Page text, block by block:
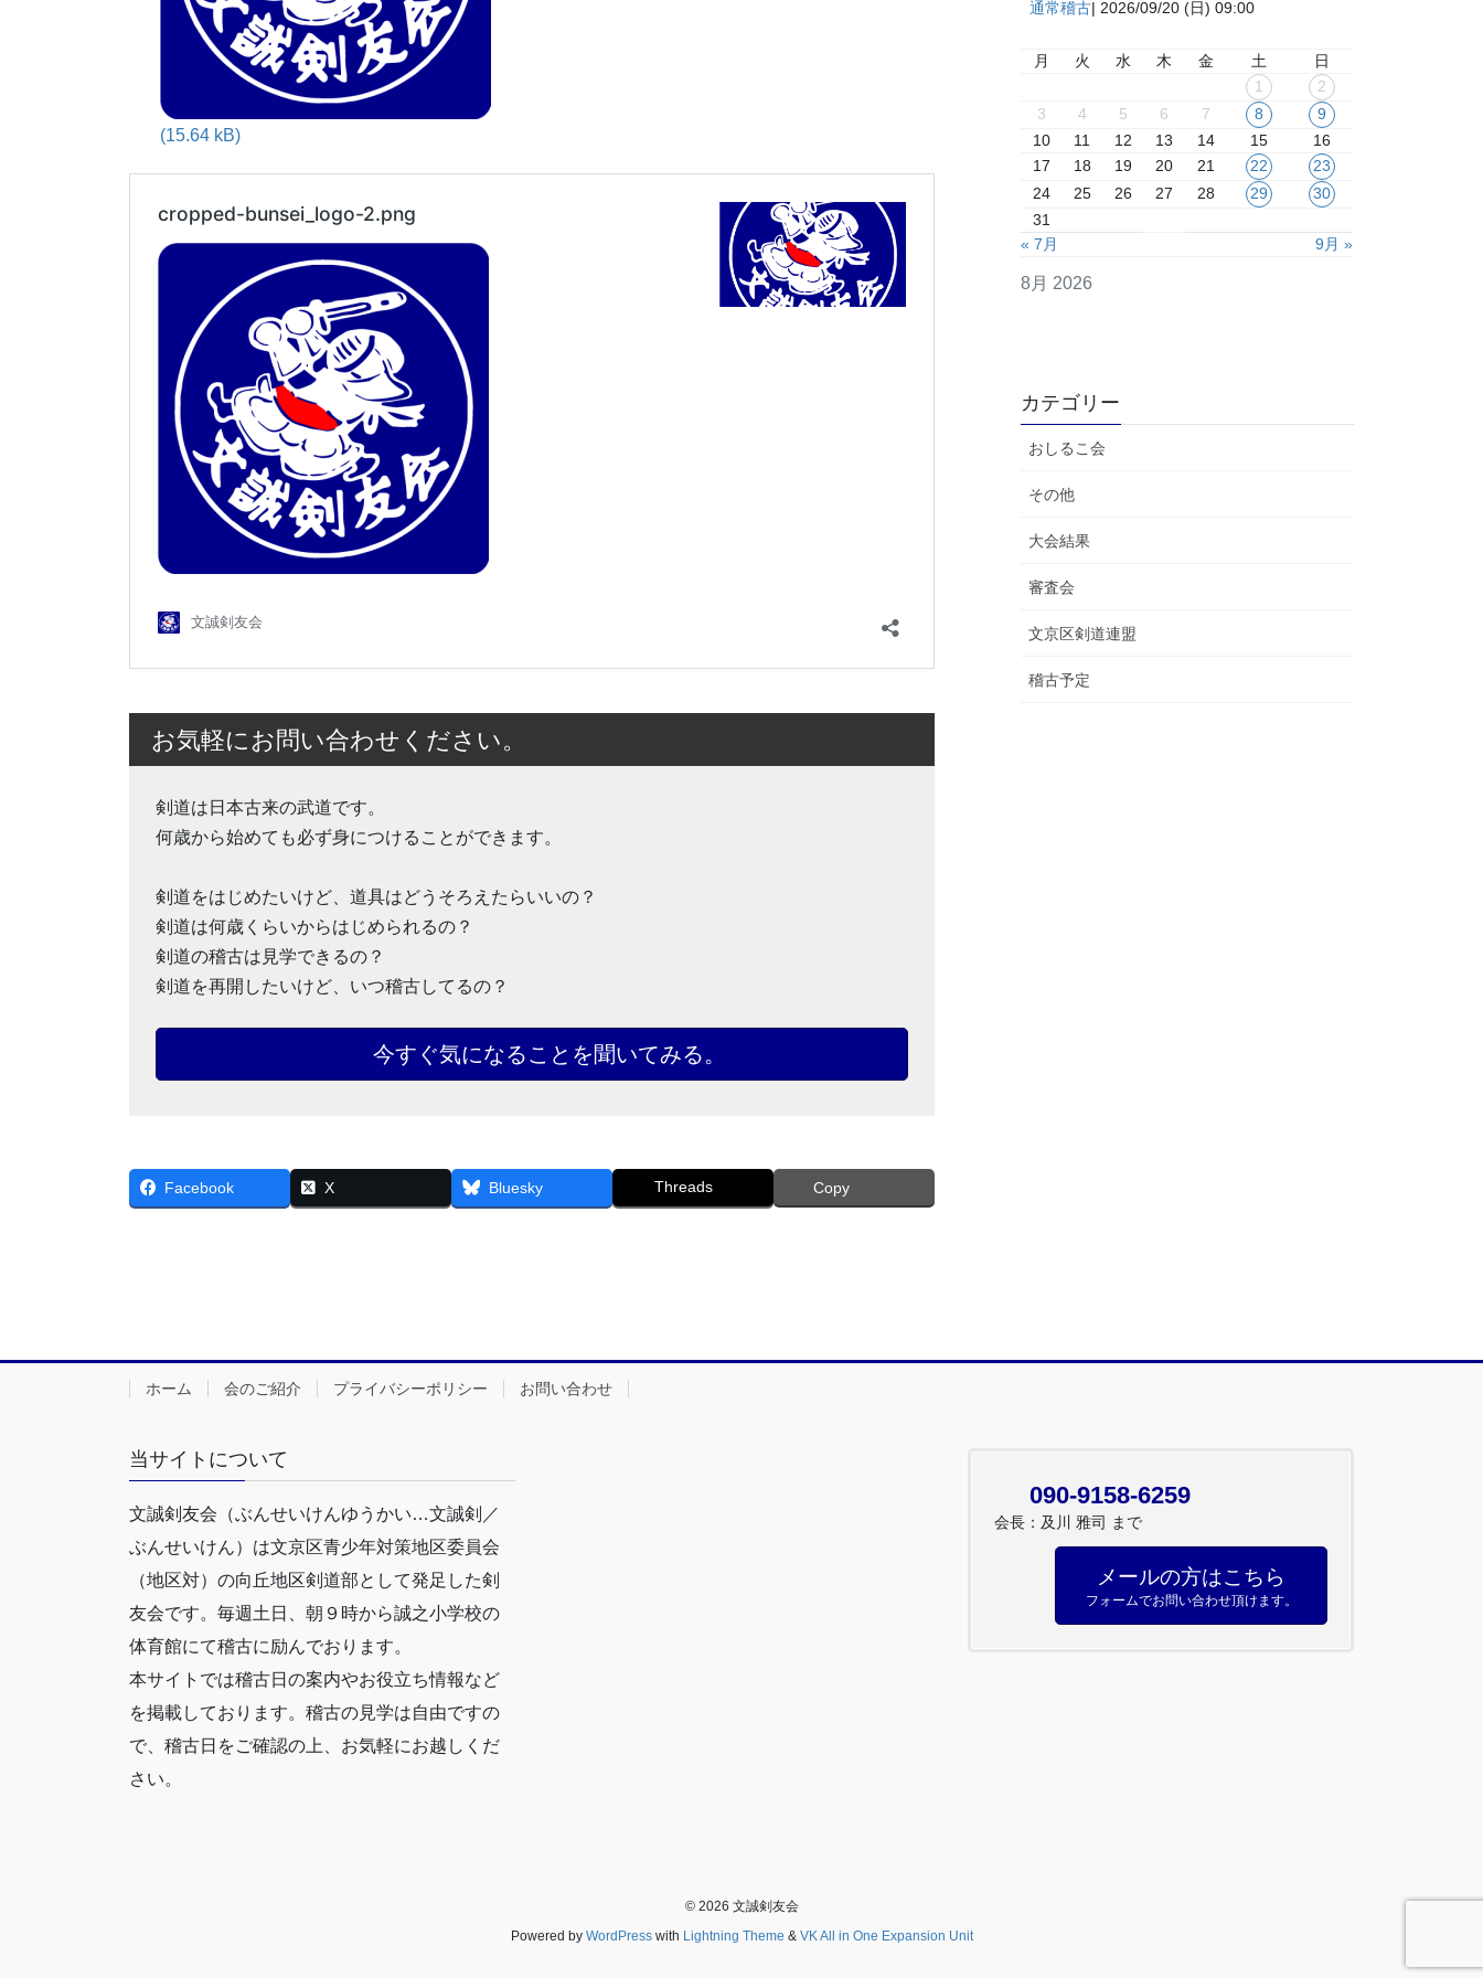
お気軽にお問い合わせください。
剣道は日本古来の武道です。
何歳から始めても必ず身につけることができます。
剣道をはじめたいけど、道具はどうそろえたらいいの？
剣道は何歳くらいからはじめられるの？
剣道の稽古は見学できるの？
剣道を再開したいけど、いつ稽古してるの？
今すぐ気になることを聞いてみる。
Facebook X Bluesky Threads Copy
通常稽古| 2026/09/20 (日) 09:00
8月 2026
月 火 水 木 金 土
日
1
2
3
4 5 6 7 8
9
10
11 12 13 14 15
16
17
18 19 20 21 22
23
24
25 26 27 28 29
30
31
« 7月
9月 »
カテゴリー
おしるこ会
その他
大会結果
審査会
文京区剣道連盟
稽古予定
ホーム 会のご紹介 プライバシーポリシー お問い合わせ
当サイトについて
文誠剣友会（ぶんせいけんゆうかい…文誠剣／
ぶんせいけん）は文京区青少年対策地区委員会
（地区対）の向丘地区剣道部として発足した剣
友会です。毎週土日、朝９時から誠之小学校の
体育館にて稽古に励んでおります。
本サイトでは稽古日の案内やお役立ち情報など
を掲載しております。稽古の見学は自由ですの
で、稽古日をご確認の上、お気軽にお越しくだ
さい。
090-9158-6259
会長：及川 雅司 まで
メールの方はこちら
フォームでお問い合わせ頂けます。
© 2026 文誠剣友会
Powered by WordPresswith Lightning Theme & VK All in One Expansion Unit